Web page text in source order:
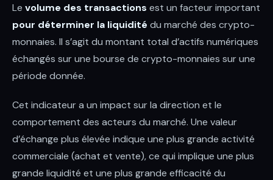
Le volume des transactions est un facteur important
pour déterminer la liquidité du marché des crypto-
monnaies. Il s’agit du montant total d’actifs numériques
échangés sur une bourse de crypto-monnaies sur une
période donnée.
Cet indicateur a un impact sur la direction et le
comportement des acteurs du marché. Une valeur
d’échange plus élevée indique une plus grande activité
commerciale (achat et vente), ce qui implique une plus
grande liquidité et une plus grande efficacité du